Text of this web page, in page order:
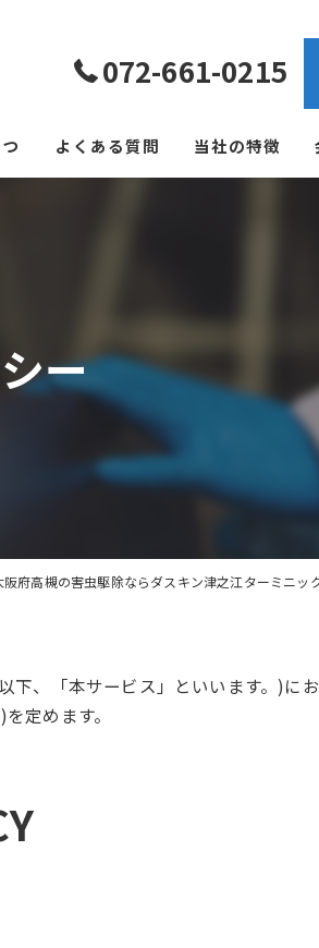
072-661-0215
よくある質問 当社の特徴
飲食店
アパート
ー
阪府高槻の害虫駆除ならダスキン津之江ターミニッ
、「本サービス」といいます。)に
定めます。